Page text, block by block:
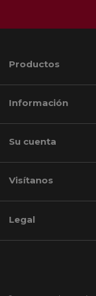
Productos
Información
Su cuenta
Visítanos
Legal